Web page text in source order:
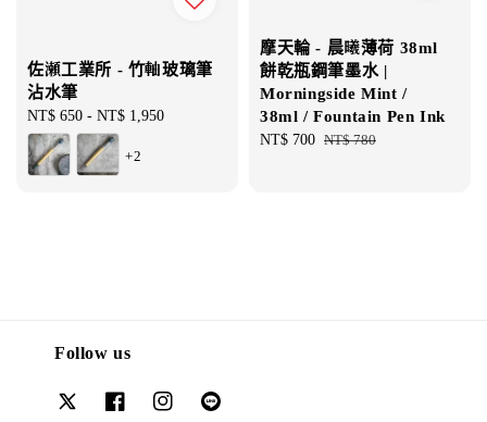
佐瀬工業所 - 竹軸玻璃筆
沾水筆
Regular
price
NT$ 650 - NT$ 1,950
+2
摩天輪 - 晨曦薄荷 38ml
餅乾瓶鋼筆墨水 |
Morningside Mint /
38ml / Fountain Pen Ink
Sale
NT$ 700 Regular
NT$ 780
Follow us